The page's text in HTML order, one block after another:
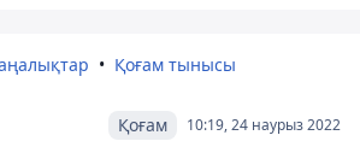
Қоғам тынысы
10:19, 24 наурыз 2022
Қоғам